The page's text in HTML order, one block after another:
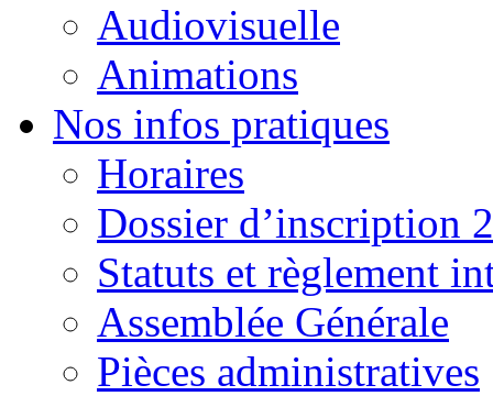
Audiovisuelle
Animations
Nos infos pratiques
Horaires
Dossier d’inscription
Statuts et règlement
Assemblée Générale
Pièces administratives